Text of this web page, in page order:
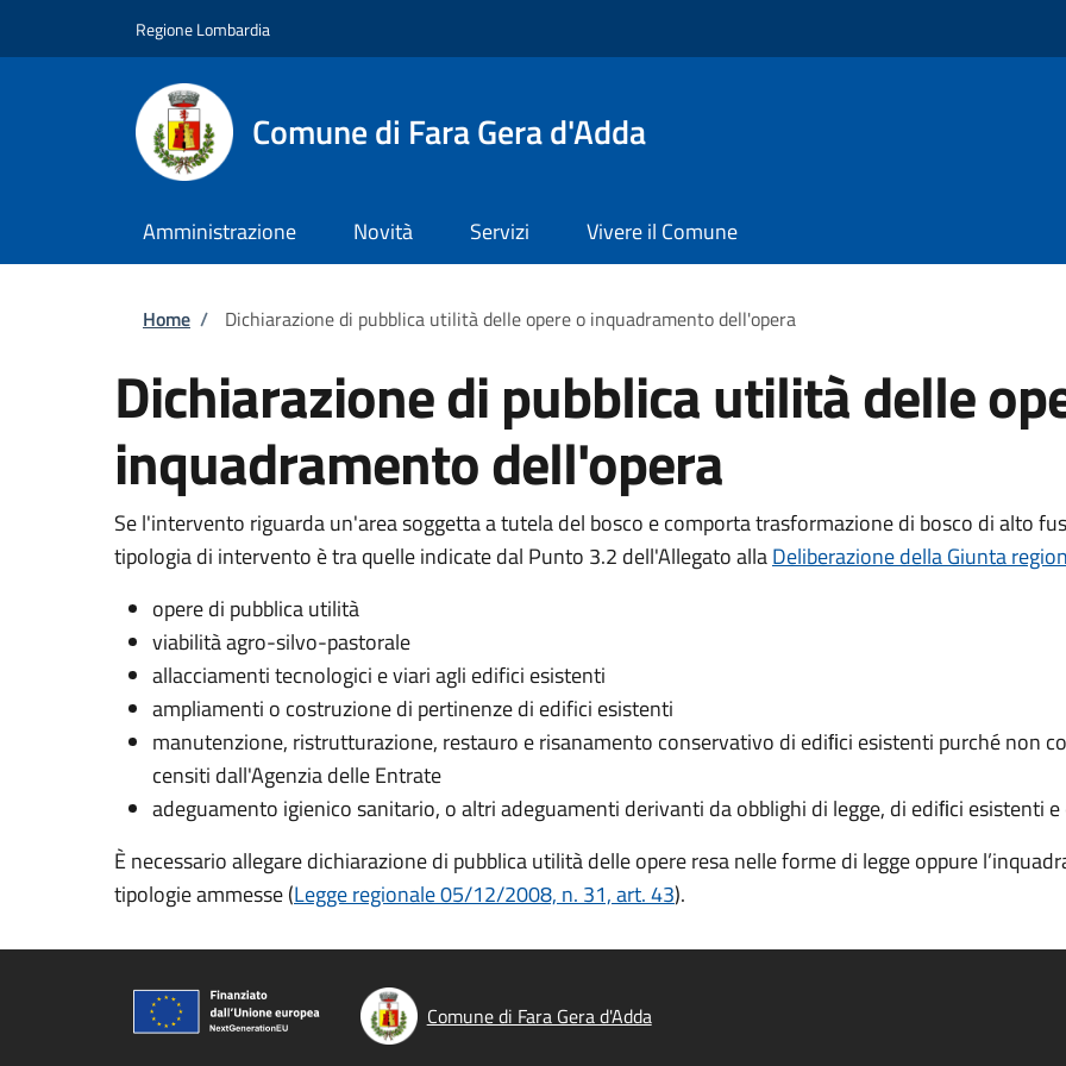
Regione Lombardia
Comune di Fara Gera d'Adda
Amministrazione Novità Servizi Vivere il Comune
Briciole di pane
Home / Dichiarazione di pubblica utilità delle opere o inquadramento dell'opera
Dichiarazione di pubblica utilità delle
inquadramento dell'opera
Se l'intervento riguarda un'area soggetta a tutela del bosco e comporta trasformazione di bosco di alto
tipologia di intervento è tra quelle indicate dal Punto 3.2 dell'Allegato allaDeliberazione della Giunta
opere di pubblica utilità
viabilità agro-silvo-pastorale
allacciamenti tecnologici e viari agli edifici esistenti
ampliamenti o costruzione di pertinenze di edifici esistenti
manutenzione, ristrutturazione, restauro e risanamento conservativo di ediﬁci esistenti purché non
censiti dall'Agenzia delle Entrate
adeguamento igienico sanitario, o altri adeguamenti derivanti da obblighi di legge, di ediﬁci esistenti
È necessario allegare dichiarazione di pubblica utilità delle opere resa nelle forme di legge oppure
tipologie ammesse (Leggeregionale 05/12/2008, n. 31, art. 43).
Comune di Fara Gera d'Adda